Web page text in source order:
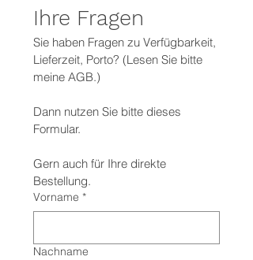
Ihre Fragen
Sie haben Fragen zu Verfügbarkeit,
Lieferzeit, Porto? (Lesen Sie bitte
meine AGB.)
Dann nutzen Sie bitte dieses
Formular.
Gern auch für Ihre direkte
Bestellung.
Vorname *
Nachname